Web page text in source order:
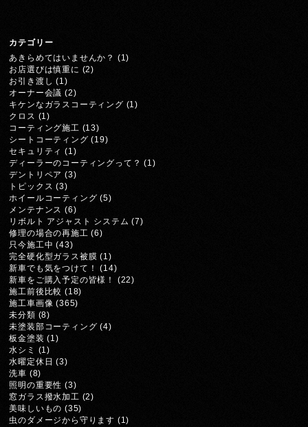
カテゴリー
あきらめてはいませんか？ (1)
お店選びは慎重に (2)
お引き渡し (1)
オーナー会議 (2)
キケンなガラスコーティング (1)
クロス (1)
コーティング施工 (13)
シートコーティング (19)
セキュリティ (1)
ディーラーのコーティングって？ (1)
デントリペア (3)
トピックス (3)
ホイールコーティング (5)
メンテナンス (6)
リボルト アジャスト システム (7)
修理の場合の再施工 (6)
只今施工中 (43)
完全硬化型ガラス被膜 (1)
新車でも気をつけて！
(14)
新車をご購入予定の皆様！
(22)
施工前後比較 (18)
施工車画像 (365)
未分類 (8)
未塗装部コーティング (4)
板金塗装 (1)
水シミ
(1)
水曜定休日 (3)
洗車 (8)
照明の重要性 (3)
窓ガラス撥水加工 (2)
美味しいもの (35)
虫のダメージから守ります (1)